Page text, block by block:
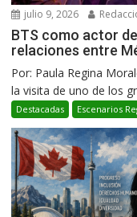
julio 9, 2026
BTS como actor
relaciones entre
Por: Paula Regina
la visita de uno de los
Destacadas Escenarios